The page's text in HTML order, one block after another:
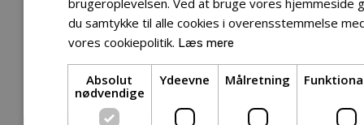
Tilbehør Hækkeklippere
Tilbehør Motorsav
Tilbehør Kæder
Tilbehør Sværd
Tilbehør Rengøringsmaskiner
brugeroplevelsen. Ved at bruge vores hjemmeside
du samtykke til alle cookies i overensstemmelse
vores cookiepolitik. Læs mere
Absolut
nødvendige
Ydeevne Målretning